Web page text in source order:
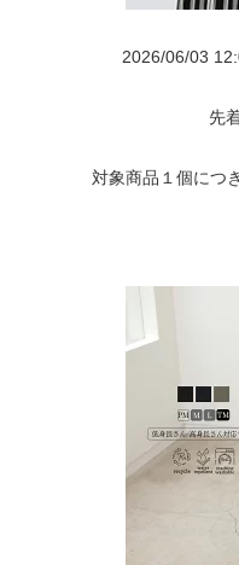
2026/06/03
先
対象商品１個につ